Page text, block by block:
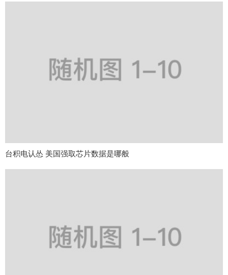
台积电认怂 美国强取芯片数据是哪般